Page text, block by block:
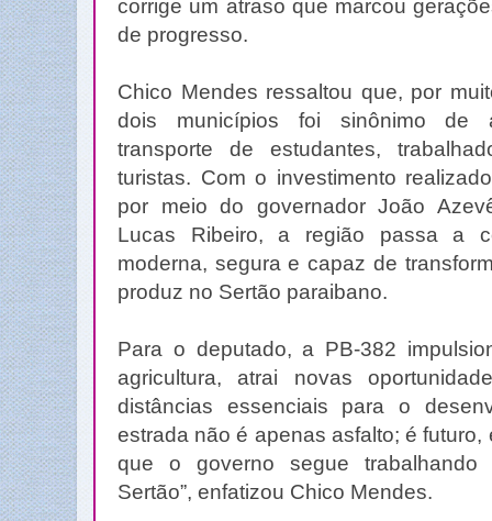
corrige um atraso que marcou
de progresso.
Chico Mendes ressaltou que, por
dois municípios foi sinônimo de
transporte de estudantes,
turistas. Com o investimento
por meio do governador João
Lucas Ribeiro, a região passa a
moderna, segura e capaz de
produz no Sertão paraibano.
Para o deputado, a PB-382
agricultura, atrai novas
distâncias essenciais para o
estrada não é apenas asfalto; é
que o governo segue
Sertão”, enfatizou Chico Mendes.